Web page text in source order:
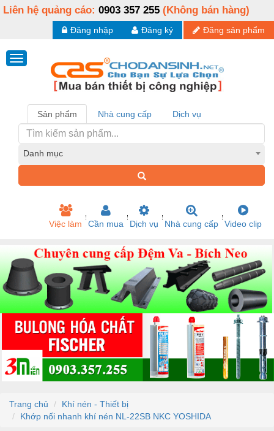
Liên hệ quảng cáo: 0903 357 255 (Không bán hàng)
Đăng sản phẩm
Đăng ký
Đăng nhập
Sản phẩm Nhà cung cấp Dịch vụ
Danh mục
Việc làm Cần mua Dịch vụ Nhà cung cấp Video clip
Trang chủ
Khí nén - Thiết bị
Khớp nối nhanh khí nén NL-22SB NKC YOSHIDA